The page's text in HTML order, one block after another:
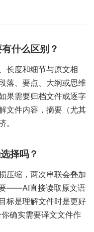
什么区别？
长度和细节与原文相
落、要点、大纲或思维
果需要归档文件或逐字
文件内容，摘要（尤其
。
择吗？
压缩，两次串联会叠加
——AI直接读取原文语
标是理解文件时是更好
确实需要译文文件作